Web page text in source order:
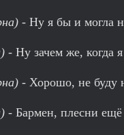
- Ну я бы и могла
- Ну зачем же, когда
- Хорошо, не буду
- Бармен, плесни